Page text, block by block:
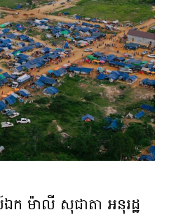
ក ម៉ាលី សុជាតា អនុរដ្ឋ